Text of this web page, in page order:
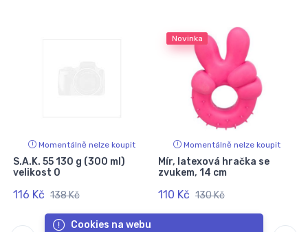
Momentálně nelze koupit
S.A.K. 55 130 g (300 ml)
velikost 0
116 Kč 138 Kč
Novinka
Momentálně nelze koupit
Mír, latexová hračka se
zvukem, 14 cm
110 Kč 130 Kč
Cookies na webu